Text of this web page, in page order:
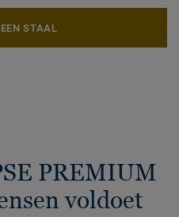
STAAL
PREMIUM
voldoet